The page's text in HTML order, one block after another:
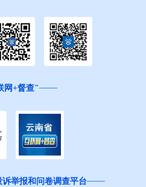
网+督查"
举报和问卷调查平台